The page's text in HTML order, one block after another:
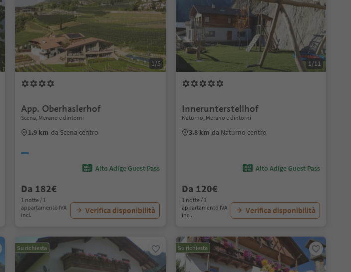
1/5
App. Oberhaslerhof
Scena, Merano e dintorni
1.9 km da Scena centro
Alto Adige Guest Pass
Da 182€
1 notte / 1
appartamento IVA
incl.
Verifica disponibilità
1/11
Innerunterstellhof
Naturno, Merano e dintorni
3.8 km da Naturno centro
Alto Adige Guest Pass
Da 120€
1 notte / 1
appartamento IVA
incl.
Verifica disponibilità
Su richiesta Su richiesta